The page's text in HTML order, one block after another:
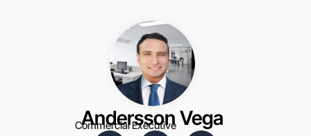
Andersson Vega
Commercial Executive